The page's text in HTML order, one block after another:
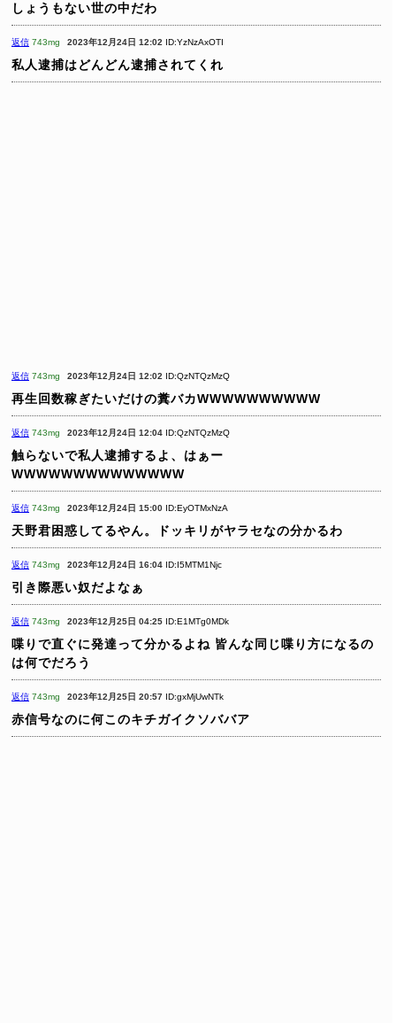
しょうもない世の中だわ
返信 743mg 2023年12月24日 12:02 ID:YzNzAxOTI
私人逮捕はどんどん逮捕されてくれ
返信 743mg 2023年12月24日 12:02 ID:QzNTQzMzQ
再生回数稼ぎたいだけの糞バカWWWWWWWWWW
返信 743mg 2023年12月24日 12:04 ID:QzNTQzMzQ
触らないで私人逮捕するよ、はぁー
WWWWWWWWWWWWWW
返信 743mg 2023年12月24日 15:00 ID:EyOTMxNzA
天野君困惑してるやん。ドッキリがヤラセなの分かるわ
返信 743mg 2023年12月24日 16:04 ID:I5MTM1Njc
引き際悪い奴だよなぁ
返信 743mg 2023年12月25日 04:25 ID:E1MTg0MDk
喋りで直ぐに発達って分かるよね 皆んな同じ喋り方になるの
は何でだろう
返信 743mg 2023年12月25日 20:57 ID:gxMjUwNTk
赤信号なのに何このキチガイクソババア